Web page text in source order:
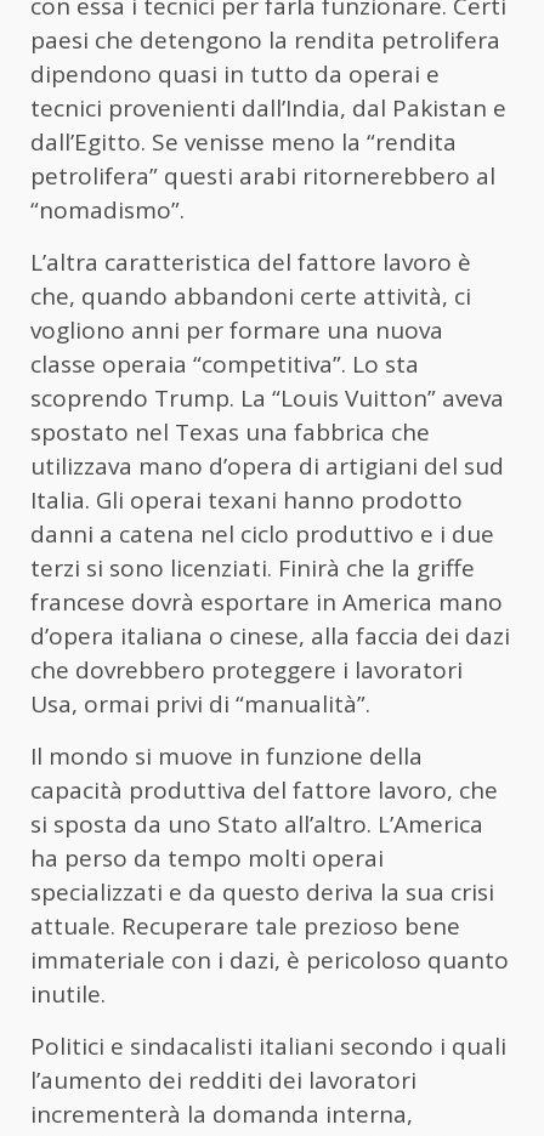
paesi che detengono la rendita petrolifera
dipendono quasi in tutto da operai e
tecnici provenienti dall’India, dal Pakistan e
dall’Egitto. Se venisse meno la “rendita
petrolifera” questi arabi ritornerebbero al
“nomadismo”.
L’altra caratteristica del fattore lavoro è
che, quando abbandoni certe attività, ci
vogliono anni per formare una nuova
classe operaia “competitiva”. Lo sta
scoprendo Trump. La “Louis Vuitton” aveva
spostato nel Texas una fabbrica che
utilizzava mano d’opera di artigiani del sud
Italia. Gli operai texani hanno prodotto
danni a catena nel ciclo produttivo e i due
terzi si sono licenziati. Finirà che la griffe
francese dovrà esportare in America mano
d’opera italiana o cinese, alla faccia dei dazi
che dovrebbero proteggere i lavoratori
Usa, ormai privi di “manualità”.
Il mondo si muove in funzione della
capacità produttiva del fattore lavoro, che
si sposta da uno Stato all’altro. L’America
ha perso da tempo molti operai
specializzati e da questo deriva la sua crisi
attuale. Recuperare tale prezioso bene
immateriale con i dazi, è pericoloso quanto
inutile.
Politici e sindacalisti italiani secondo i quali
l’aumento dei redditi dei lavoratori
incrementerà la domanda interna,